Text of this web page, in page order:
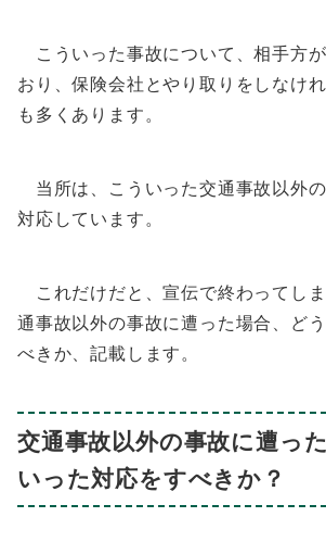
こういった事故について、相手方
おり、保険会社とやり取りをしなけ
も多くあります。
当所は、こういった交通事故以外
対応しています。
これだけだと、宣伝で終わってし
通事故以外の事故に遭った場合、ど
べきか、記載します。
交通事故以外の事故に遭っ
いった対応をすべきか？